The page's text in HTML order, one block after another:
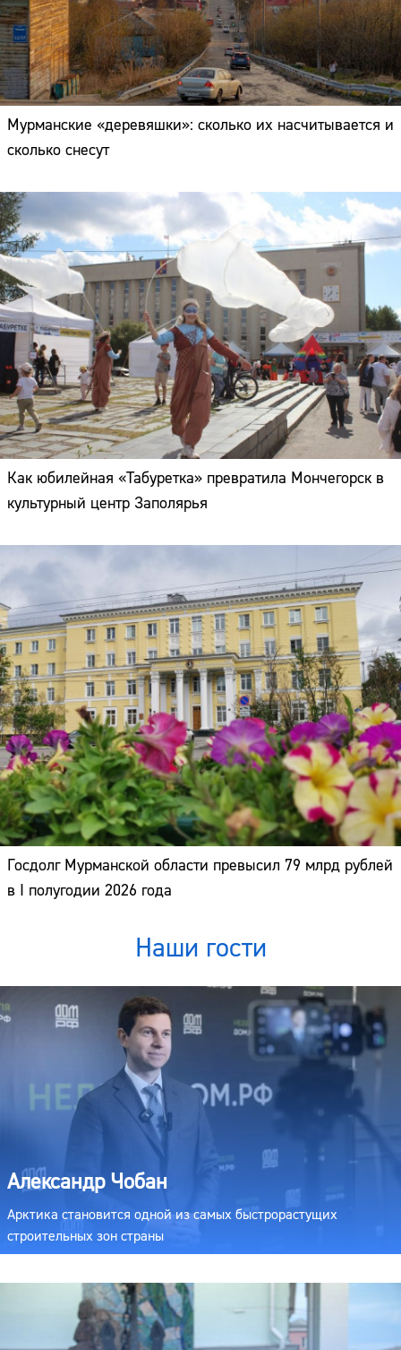
Мурманские «деревяшки»: сколько их насчитывается и
сколько снесут
Как юбилейная «Табуретка» превратила Мончегорск в
культурный центр Заполярья
Госдолг Мурманской области превысил 79 млрд рублей
в I полугодии 2026 года
Наши гости
Александр Чобан
Арктика становится одной из самых быстрорастущих
строительных зон страны